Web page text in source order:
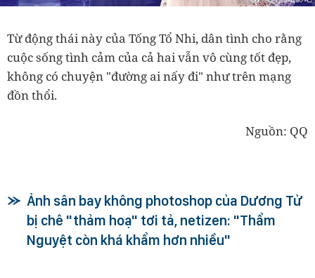
Từ động thái này của Tống Tổ Nhi, dân tình cho rằng
cuộc sống tình cảm của cả hai vẫn vô cùng tốt đẹp,
không có chuyện "đường ai nấy đi" như trên mạng
đồn thổi.
Nguồn: QQ
Ảnh sân bay không photoshop của Dương Tử
bị chê "thảm hoạ" tơi tả, netizen: "Thẩm
Nguyệt còn khá khẩm hơn nhiều"